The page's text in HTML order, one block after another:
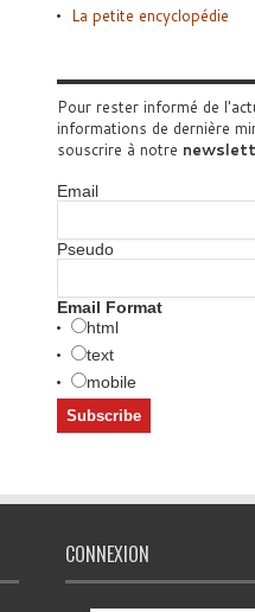
La petite encyclopédie
Pour rester informé de
informations de dernière
souscrire à notre
Email
Pseudo
Email Format
html
text
mobile
CONNEXION